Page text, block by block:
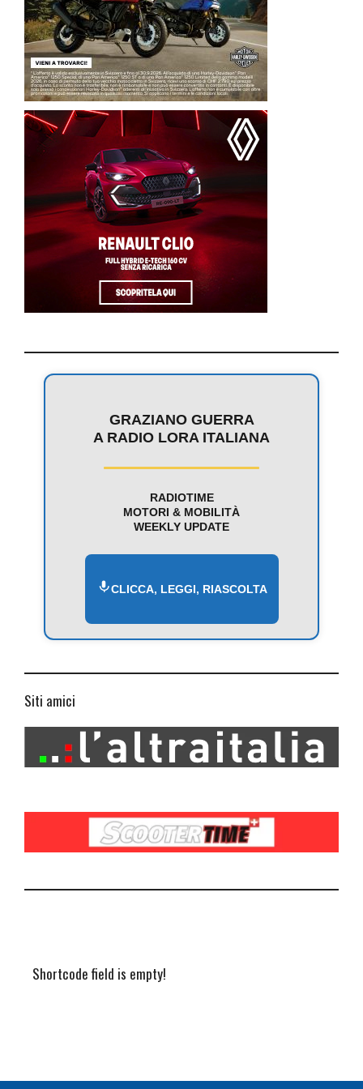
GRAZIANO GUERRA
A RADIO LORA ITALIANA
RADIOTIME
MOTORI & MOBILITÀ
WEEKLY UPDATE
CLICCA, LEGGI, RIASCOLTA
Siti amici
Shortcode field is empty!